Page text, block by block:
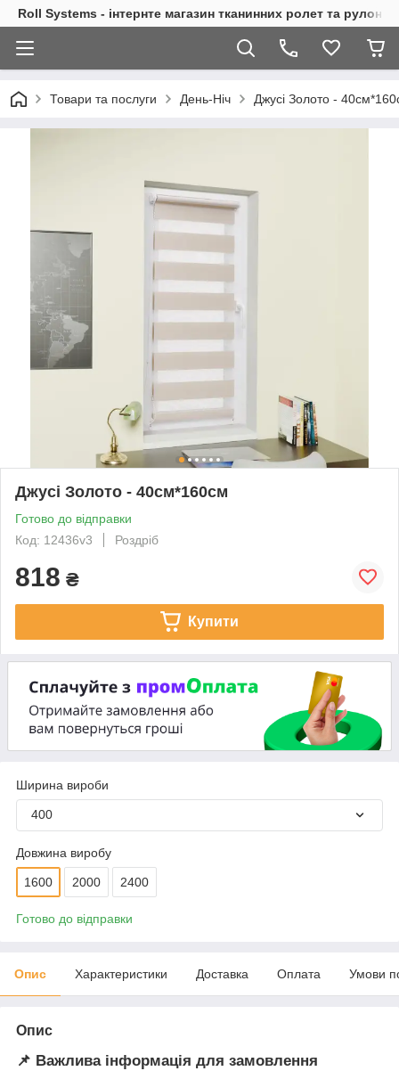
Roll Systems - інтернте магазин тканинних ролет та
Товари та послуги День-Ніч Джусі Золото -
Джусі Золото - 40см*160см
Готово до відправки
Код: 12436v3
Роздріб
818 ₴
Купити
Ширина вироби
400
Довжина виробу
1600 2000 2400
Готово до відправки
Опис Характеристики Доставка Оплата Умови
Опис
📌 Важлива інформація для замовлення